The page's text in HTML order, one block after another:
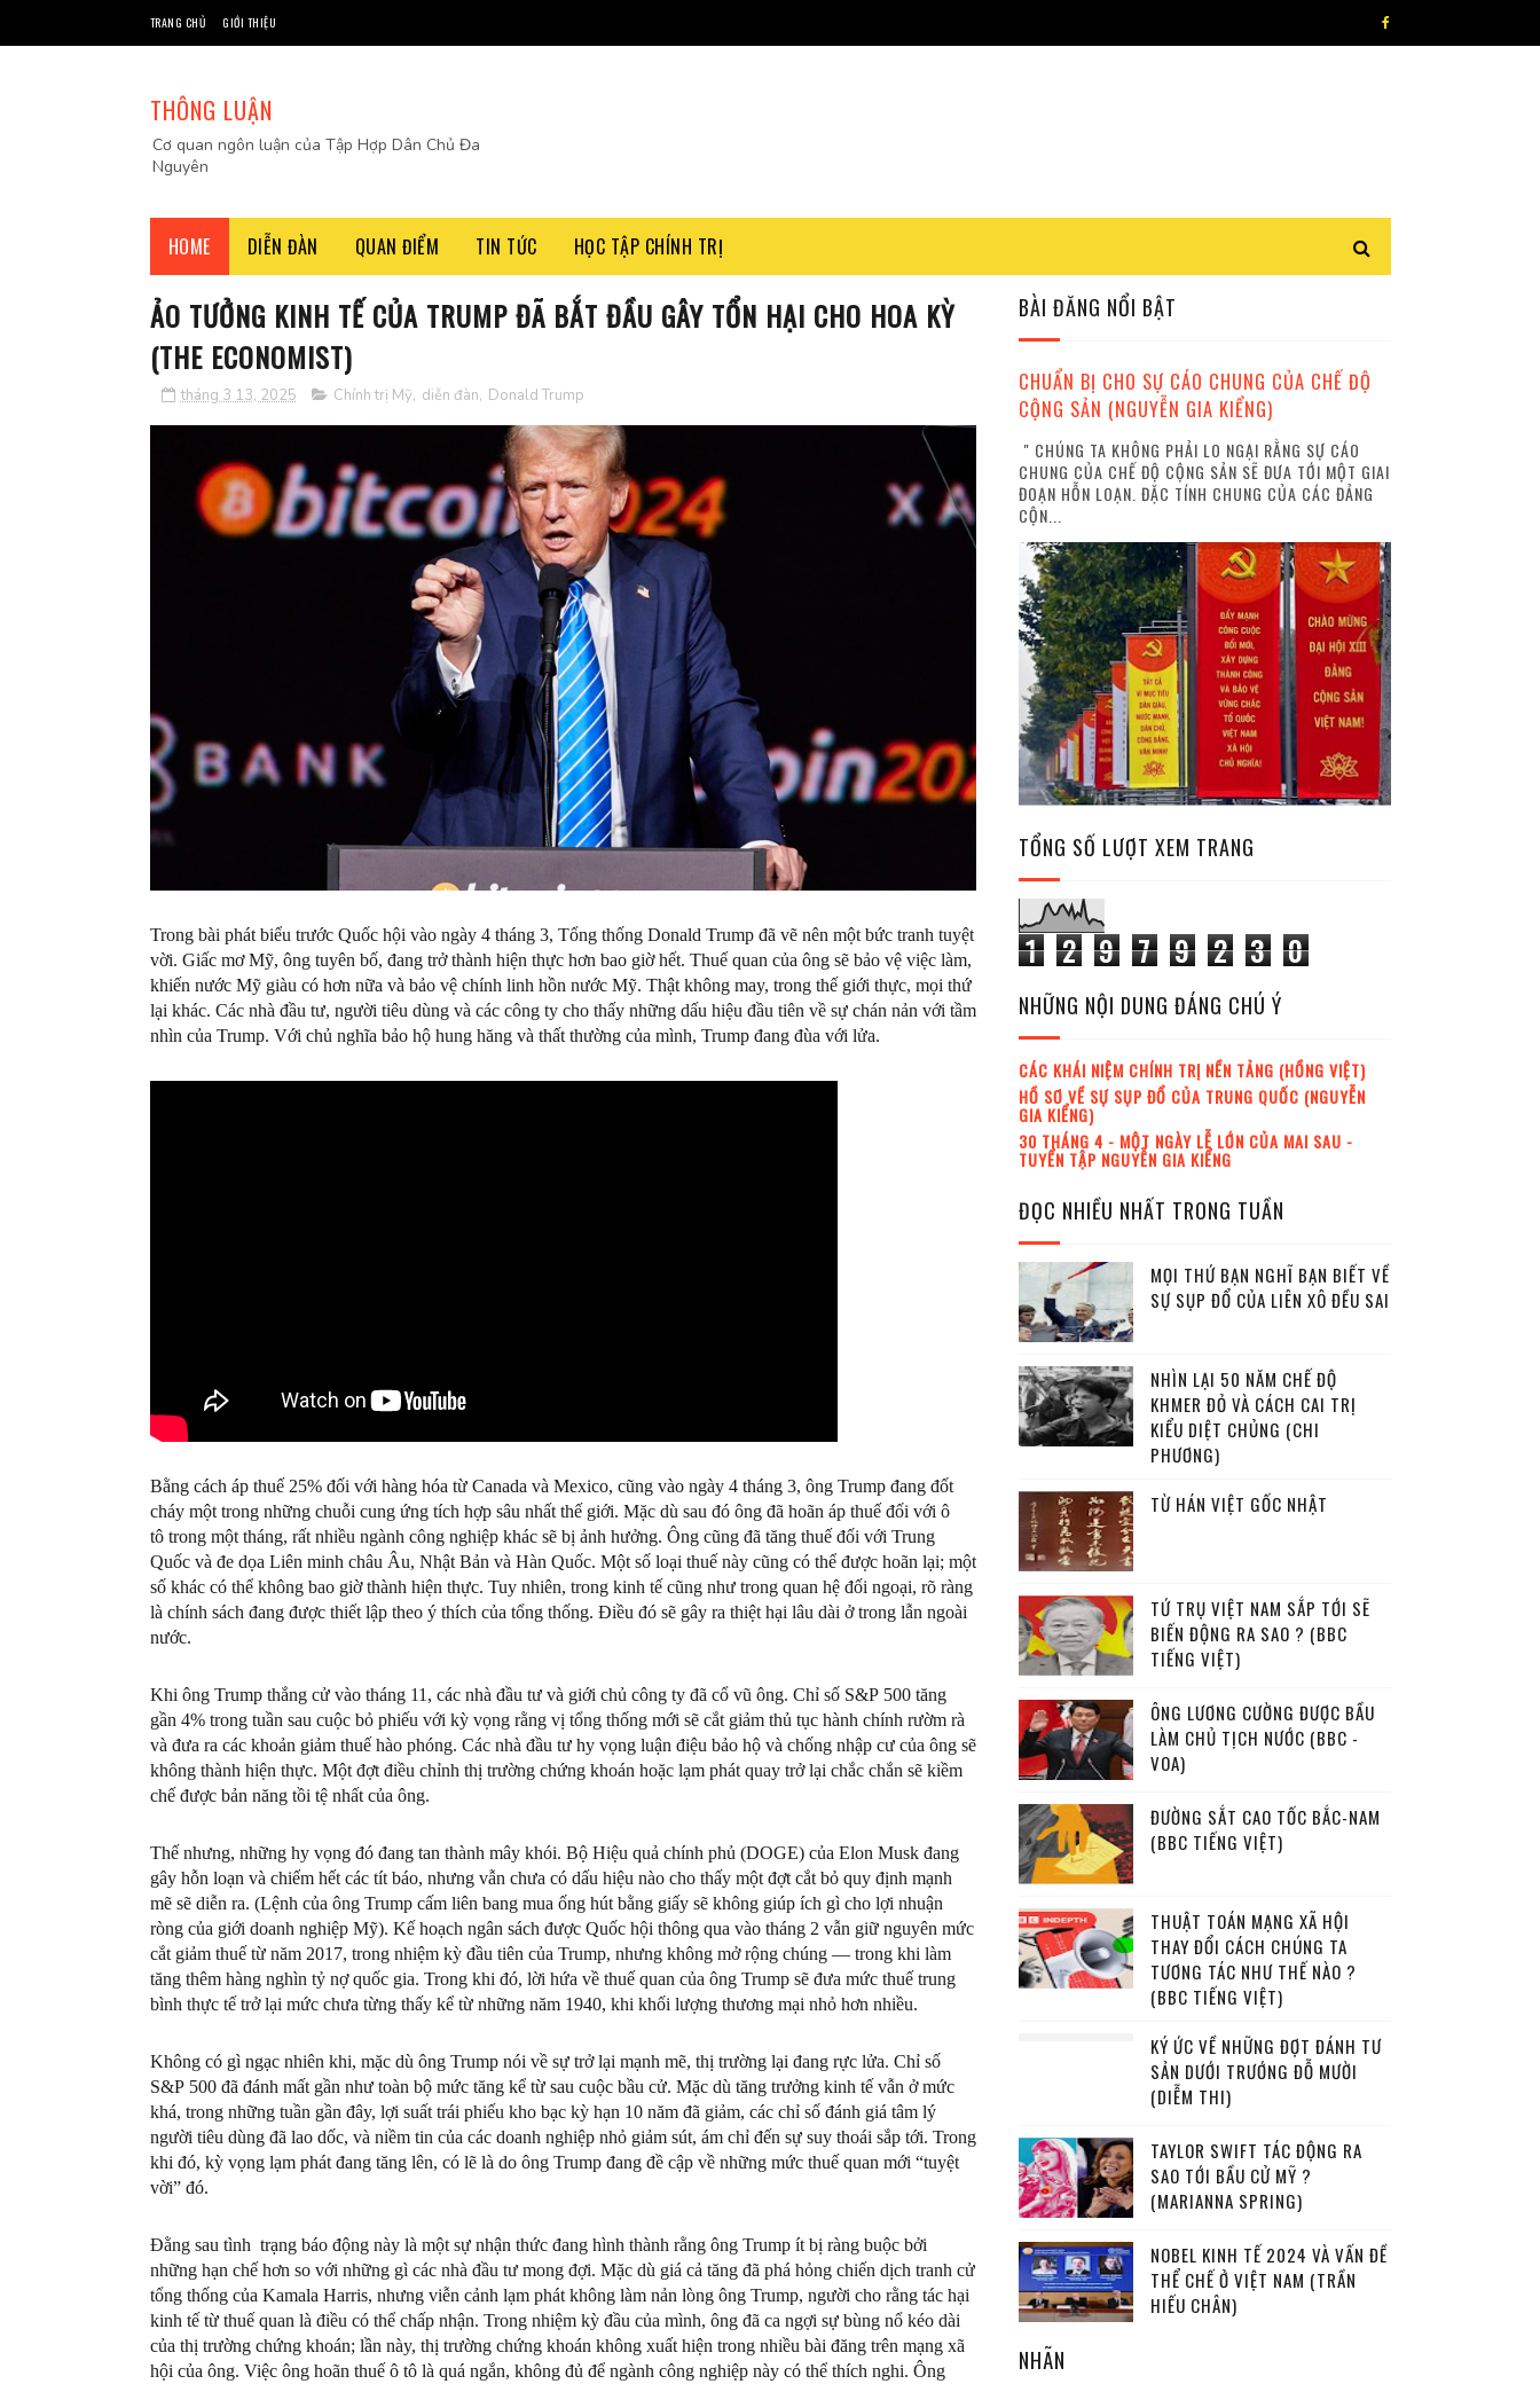
TRANG CHỦ GIỚI THIỆU
THÔNG LUẬN
Cơ quan ngôn luận của Tập Hợp Dân Chủ Đa
Nguyên
HOME DIỄN ĐÀN QUAN ĐIỂM TIN TỨC HỌC TẬP CHÍNH TRỊ
ẢO TƯỞNG KINH TẾ CỦA TRUMP ĐÃ BẮT ĐẦU GÂY TỔN HẠI CHO HOA KỲ
(THE ECONOMIST)
tháng 3 13, 2025 Chính trị Mỹ, diễn đàn, Donald Trump
Trong bài phát biểu trước Quốc hội vào ngày 4 tháng 3, Tổng thống Donald Trump đã vẽ nên một bức tranh tuyệt
vời. Giấc mơ Mỹ, ông tuyên bố, đang trở thành hiện thực hơn bao giờ hết. Thuế quan của ông sẽ bảo vệ việc làm,
khiến nước Mỹ giàu có hơn nữa và bảo vệ chính linh hồn nước Mỹ. Thật không may, trong thế giới thực, mọi thứ
lại khác. Các nhà đầu tư, người tiêu dùng và các công ty cho thấy những dấu hiệu đầu tiên về sự chán nản với tầm
nhìn của Trump. Với chủ nghĩa bảo hộ hung hăng và thất thường của mình, Trump đang đùa với lửa.
Bằng cách áp thuế 25% đối với hàng hóa từ Canada và Mexico, cũng vào ngày 4 tháng 3, ông Trump đang đốt
cháy một trong những chuỗi cung ứng tích hợp sâu nhất thế giới. Mặc dù sau đó ông đã hoãn áp thuế đối với ô
tô trong một tháng, rất nhiều ngành công nghiệp khác sẽ bị ảnh hưởng. Ông cũng đã tăng thuế đối với Trung
Quốc và đe dọa Liên minh châu Âu, Nhật Bản và Hàn Quốc. Một số loại thuế này cũng có thể được hoãn lại; một
số khác có thể không bao giờ thành hiện thực. Tuy nhiên, trong kinh tế cũng như trong quan hệ đối ngoại, rõ ràng
là chính sách đang được thiết lập theo ý thích của tổng thống. Điều đó sẽ gây ra thiệt hại lâu dài ở trong lẫn ngoài
nước.
Khi ông Trump thắng cử vào tháng 11, các nhà đầu tư và giới chủ công ty đã cổ vũ ông. Chỉ số S&P 500 tăng
gần 4% trong tuần sau cuộc bỏ phiếu với kỳ vọng rằng vị tổng thống mới sẽ cắt giảm thủ tục hành chính rườm rà
và đưa ra các khoản giảm thuế hào phóng. Các nhà đầu tư hy vọng luận điệu bảo hộ và chống nhập cư của ông sẽ
không thành hiện thực. Một đợt điều chỉnh thị trường chứng khoán hoặc lạm phát quay trở lại chắc chắn sẽ kiềm
chế được bản năng tồi tệ nhất của ông.
Thế nhưng, những hy vọng đó đang tan thành mây khói. Bộ Hiệu quả chính phủ (DOGE) của Elon Musk đang
gây hỗn loạn và chiếm hết các tít báo, nhưng vẫn chưa có dấu hiệu nào cho thấy một đợt cắt bỏ quy định mạnh
mẽ sẽ diễn ra. (Lệnh của ông Trump cấm liên bang mua ống hút bằng giấy sẽ không giúp ích gì cho lợi nhuận
ròng của giới doanh nghiệp Mỹ). Kế hoạch ngân sách được Quốc hội thông qua vào tháng 2 vẫn giữ nguyên mức
cắt giảm thuế từ năm 2017, trong nhiệm kỳ đầu tiên của Trump, nhưng không mở rộng chúng — trong khi làm
tăng thêm hàng nghìn tỷ nợ quốc gia. Trong khi đó, lời hứa về thuế quan của ông Trump sẽ đưa mức thuế trung
bình thực tế trở lại mức chưa từng thấy kể từ những năm 1940, khi khối lượng thương mại nhỏ hơn nhiều.
Không có gì ngạc nhiên khi, mặc dù ông Trump nói về sự trở lại mạnh mẽ, thị trường lại đang rực lửa. Chỉ số
S&P 500 đã đánh mất gần như toàn bộ mức tăng kể từ sau cuộc bầu cử. Mặc dù tăng trưởng kinh tế vẫn ở mức
khá, trong những tuần gần đây, lợi suất trái phiếu kho bạc kỳ hạn 10 năm đã giảm, các chỉ số đánh giá tâm lý
người tiêu dùng đã lao dốc, và niềm tin của các doanh nghiệp nhỏ giảm sút, ám chỉ đến sự suy thoái sắp tới. Trong
khi đó, kỳ vọng lạm phát đang tăng lên, có lẽ là do ông Trump đang đề cập về những mức thuế quan mới “tuyệt
vời” đó.
Đằng sau tình trạng báo động này là một sự nhận thức đang hình thành rằng ông Trump ít bị ràng buộc bởi
những hạn chế hơn so với những gì các nhà đầu tư mong đợi. Mặc dù giá cả tăng đã phá hỏng chiến dịch tranh cử
tổng thống của Kamala Harris, nhưng viễn cảnh lạm phát không làm nản lòng ông Trump, người cho rằng tác hại
kinh tế từ thuế quan là điều có thể chấp nhận. Trong nhiệm kỳ đầu của mình, ông đã ca ngợi sự bùng nổ kéo dài
của thị trường chứng khoán; lần này, thị trường chứng khoán không xuất hiện trong nhiều bài đăng trên mạng xã
hội của ông. Việc ông hoãn thuế ô tô là quá ngắn, không đủ để ngành công nghiệp này có thể thích nghi. Ông
BÀI ĐĂNG NỔI BẬT
CHUẨN BỊ CHO SỰ CÁO CHUNG CỦA CHẾ ĐỘ
CỘNG SẢN (NGUYỄN GIA KIỂNG)
" CHÚNG TA KHÔNG PHẢI LO NGẠI RẰNG SỰ CÁO
CHUNG CỦA CHẾ ĐỘ CỘNG SẢN SẼ ĐƯA TỚI MỘT GIAI
ĐOẠN HỖN LOẠN. ĐẶC TÍNH CHUNG CỦA CÁC ĐẢNG
CỘN...
TỔNG SỐ LƯỢT XEM TRANG
1 2 9 7 9 2 3 0
NHỮNG NỘI DUNG ĐÁNG CHÚ Ý
CÁC KHÁI NIỆM CHÍNH TRỊ NỀN TẢNG (HỒNG VIỆT)
HỒ SƠ VỀ SỰ SỤP ĐỔ CỦA TRUNG QUỐC (NGUYỄN
GIA KIỂNG)
30 THÁNG 4 - MỘT NGÀY LỄ LỚN CỦA MAI SAU -
TUYỂN TẬP NGUYỄN GIA KIỂNG
ĐỌC NHIỀU NHẤT TRONG TUẦN
MỌI THỨ BẠN NGHĨ BẠN BIẾT VỀ
SỰ SỤP ĐỔ CỦA LIÊN XÔ ĐỀU SAI
NHÌN LẠI 50 NĂM CHẾ ĐỘ
KHMER ĐỎ VÀ CÁCH CAI TRỊ
KIỂU DIỆT CHỦNG (CHI
PHƯƠNG)
TỪ HÁN VIỆT GỐC NHẬT
TỨ TRỤ VIỆT NAM SẮP TỚI SẼ
BIẾN ĐỘNG RA SAO ? (BBC
TIẾNG VIỆT)
ÔNG LƯƠNG CƯỜNG ĐƯỢC BẦU
LÀM CHỦ TỊCH NƯỚC (BBC -
VOA)
ĐƯỜNG SẮT CAO TỐC BẮC-NAM
(BBC TIẾNG VIỆT)
THUẬT TOÁN MẠNG XÃ HỘI
THAY ĐỔI CÁCH CHÚNG TA
TƯƠNG TÁC NHƯ THẾ NÀO ?
(BBC TIẾNG VIỆT)
KÝ ỨC VỀ NHỮNG ĐỢT ĐÁNH TƯ
SẢN DƯỚI TRƯỚNG ĐỖ MƯỜI
(DIỄM THI)
TAYLOR SWIFT TÁC ĐỘNG RA
SAO TỚI BẦU CỬ MỸ ?
(MARIANNA SPRING)
NOBEL KINH TẾ 2024 VÀ VẤN ĐỀ
THỂ CHẾ Ở VIỆT NAM (TRẦN
HIẾU CHÂN)
NHÃN